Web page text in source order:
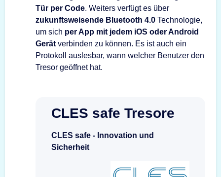
Tür per Code. Weiters verfügt es über
zukunftsweisende Bluetooth 4.0 Technologie,
um sich per App mit jedem iOS oder Android
Gerät verbinden zu können. Es ist auch ein
Protokoll auslesbar, wann welcher Benutzer den
Tresor geöffnet hat.
CLES safe Tresore
CLES safe - Innovation und
Sicherheit